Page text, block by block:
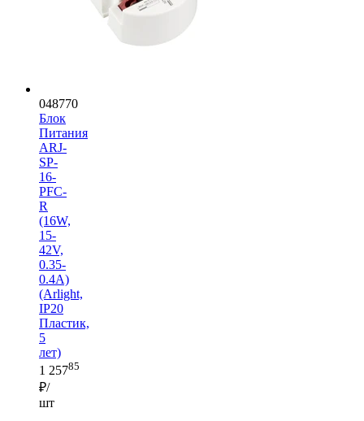
048770
Блок
Питания
ARJ-
SP-
16-
PFC-
R
(16W,
15-
42V,
0.35-
0.4A)
(Arlight,
IP20
Пластик,
5
лет)
1 25785
₽/
шт